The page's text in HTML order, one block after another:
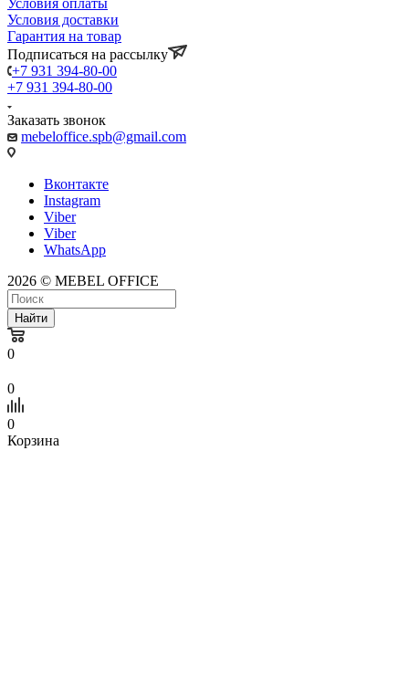
Условия доставки
Гарантия на товар
Подписаться на рассылку
+7 931 394-80-00
+7 931 394-80-00
Заказать звонок
mebeloffice.spb@gmail.com
Вконтакте
Instagram
Viber
Viber
WhatsApp
2026 © MEBEL OFFICE
Найти
0
0
0
Корзина